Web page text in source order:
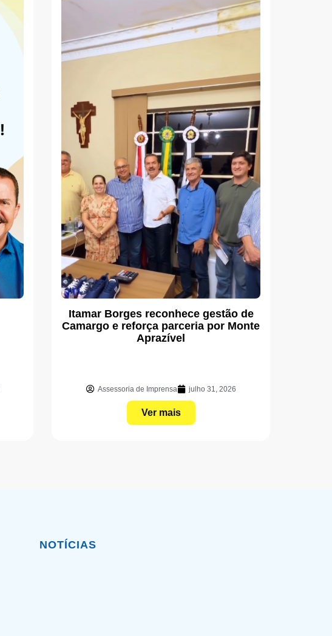
Itamar Borges reconhece gestão de
Camargo e reforça parceria por Monte
Aprazível
Assessoria de Imprensa julho 31, 2026
Ver mais
NOTÍCIAS